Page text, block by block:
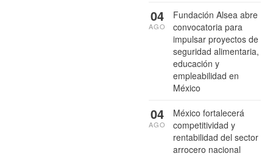
Fundación Alsea abre
convocatoria para
impulsar proyectos de
seguridad alimentaria,
educación y
empleabilidad en
México
04
AGO
México fortalecerá
competitividad y
rentabilidad del sector
arrocero nacional
04
AGO